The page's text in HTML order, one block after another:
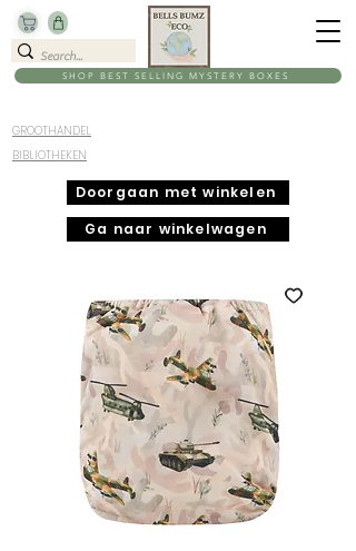
SHOP BEST SELLING MYSTERY BOXES
GROOTHANDEL
BIBLIOTHEKEN
Doorgaan met winkelen
Ga naar winkelwagen